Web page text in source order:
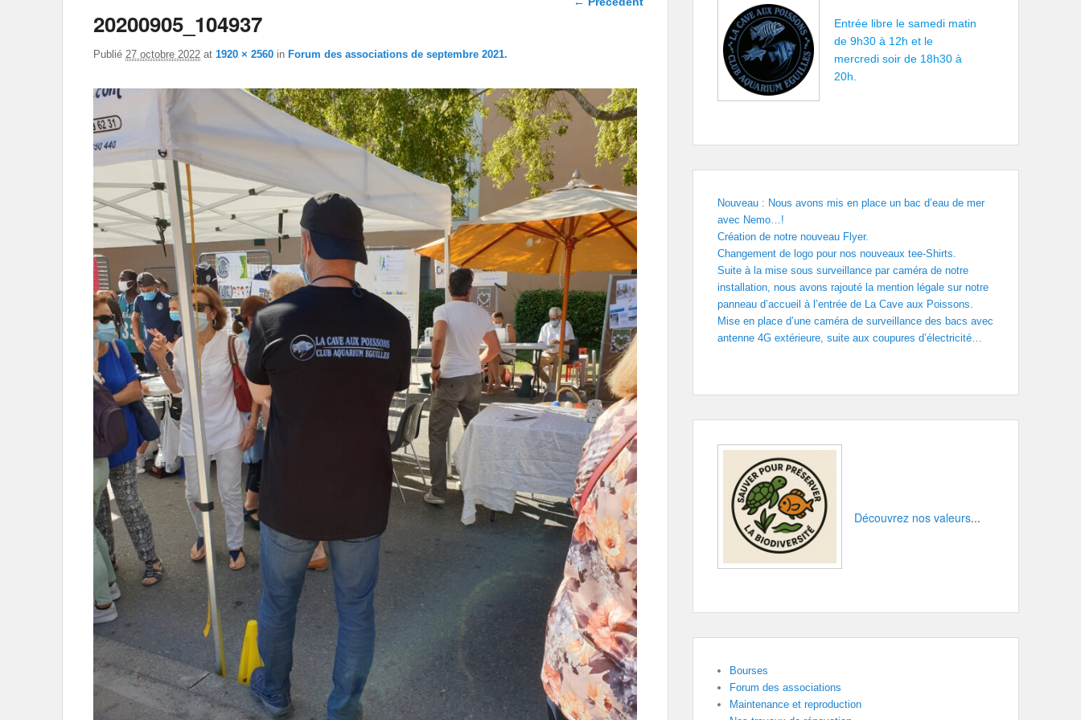
20200905_104937
Publié 27 octobre 2022 at 1920 × 2560 in Forum des associations de septembre 2021.
Entrée libre le samedi matin
de 9h30 à 12h et le
mercredi soir de 18h30 à
20h.
Nouveau : Nous avons mis en place un bac d’eau de mer
avec Nemo…!
Création de notre nouveau Flyer.
Changement de logo pour nos nouveaux tee-Shirts.
Suite à la mise sous surveillance par caméra de notre
installation, nous avons rajouté la mention légale sur notre
panneau d’accueil à l’entrée de La Cave aux Poissons.
Mise en place d’une caméra de surveillance des bacs avec
antenne 4G extérieure, suite aux coupures d’électricité…
Découvrez nos valeurs...
Bourses
Forum des associations
Maintenance et reproduction